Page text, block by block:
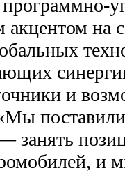
на
и
занять
и